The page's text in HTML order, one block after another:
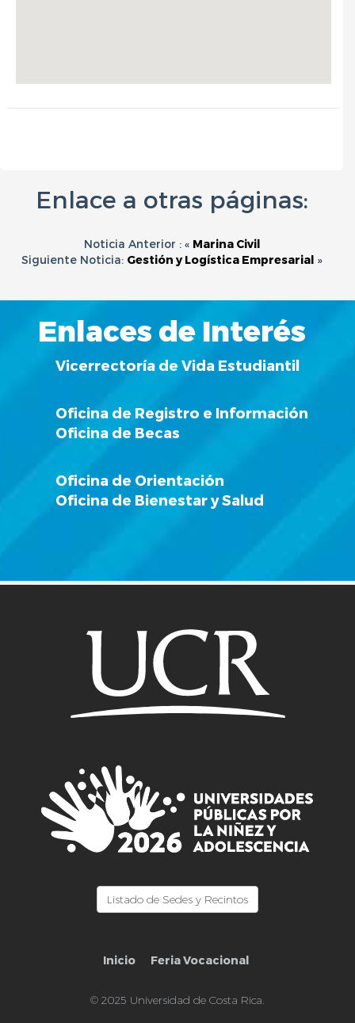
Enlace a otras páginas:
Noticia Anterior : « Marina Civil
Siguiente Noticia: Gestión y Logística Empresarial»
Enlaces de Interés
Vicerrectoría de Vida Estudiantil
Oficina de Registro e Información
Oficina de Becas
Oficina de Orientación
Oficina de Bienestar y Salud
Listado de Sedes y Recintos
Inicio Feria Vocacional
© 2025 Universidad de Costa Rica.